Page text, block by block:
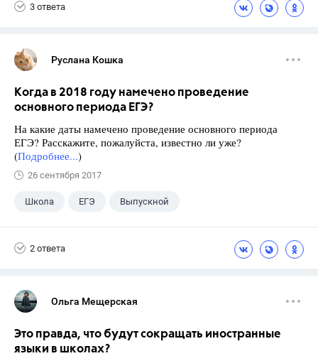
3 ответа
Руслана Кошка
Когда в 2018 году намечено проведение
основного периода ЕГЭ?
На какие даты намечено проведение основного периода
ЕГЭ? Расскажите, пожалуйста, известно ли уже?
(Подробнее...)
26 сентября 2017
Школа ЕГЭ Выпускной
2 ответа
Ольга Мещерская
Это правда, что будут сокращать иностранные
языки в школах?